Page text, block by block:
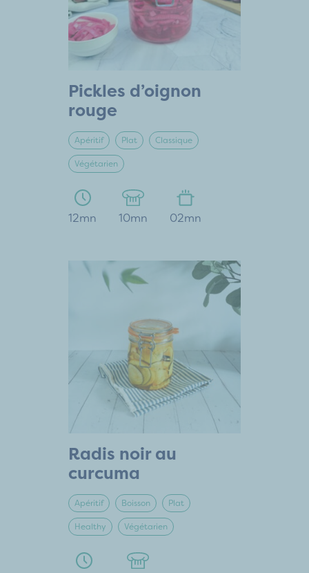
Pickles d’oignon
rouge
Apéritif Plat Classique
Végétarien
12mn 10mn 02mn
Radis noir au
curcuma
Apéritif Boisson Plat
Healthy Végétarien